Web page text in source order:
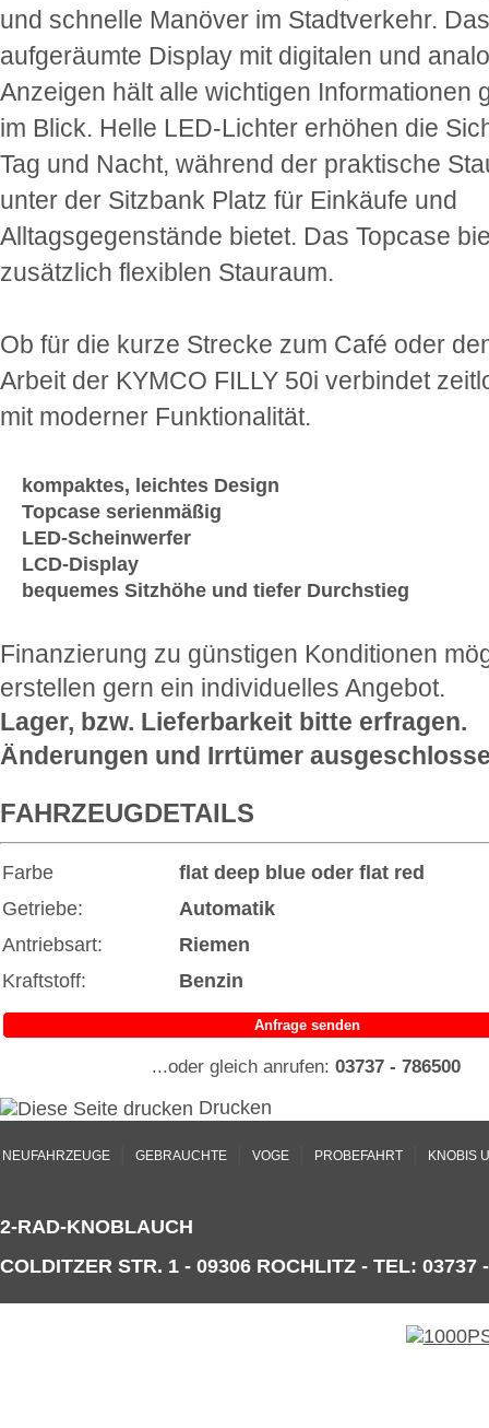
und schnelle Manöver im Stadtverkehr. Das
aufgeräumte Display mit digitalen und
Anzeigen hält alle wichtigen Informationen
im Blick. Helle LED-Lichter erhöhen die
Tag und Nacht, während der praktische
unter der Sitzbank Platz für Einkäufe und
Alltagsgegenstände bietet. Das Topcase
zusätzlich flexiblen Stauraum.
Ob für die kurze Strecke zum Café oder
Arbeit der KYMCO FILLY 50i verbindet
mit moderner Funktionalität.
kompaktes, leichtes Design
Topcase serienmäßig
LED-Scheinwerfer
LCD-Display
bequemes Sitzhöhe und tiefer Durchstieg
Finanzierung zu günstigen Konditionen
erstellen gern ein individuelles Angebot.
Lager, bzw. Lieferbarkeit bitte erfragen.
Änderungen und Irrtümer
FAHRZEUGDETAILS
Farbe
flat deep blue oder flat red
Getriebe:
Automatik
Antriebsart:
Riemen
Kraftstoff:
Benzin
Anfrage senden
...oder gleich anrufen: 03737 - 786500
Drucken
NEUFAHRZEUGE GEBRAUCHTE VOGE PROBEFAHRT KNOBIS
2-RAD-KNOBLAUCH
COLDITZER STR. 1 - 09306 ROCHLITZ - TEL: 03737